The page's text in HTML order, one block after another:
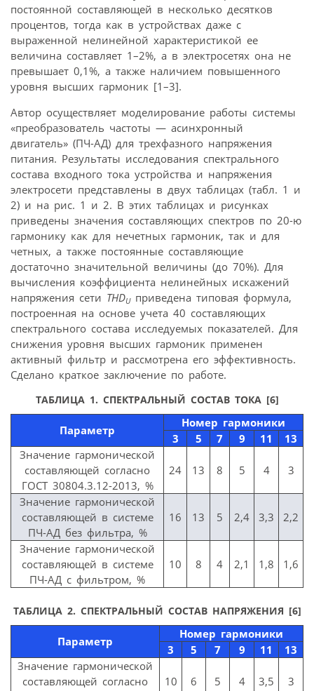
постоянной составляющей в несколько десятков
процентов, тогда как в устройствах даже с
выраженной нелинейной характеристикой ее
величина составляет 1–2%, а в электросетях она не
превышает 0,1%, а также наличием повышенного
уровня высших гармоник [1–3].
Автор осуществляет моделирование работы системы
«преобразователь частоты — асинхронный
двигатель» (ПЧ-АД) для трехфазного напряжения
питания. Результаты исследования спектрального
состава входного тока устройства и напряжения
электросети представлены в двух таблицах (табл. 1 и
2) и на рис. 1 и 2. В этих таблицах и рисунках
приведены значения составляющих спектров по 20-ю
гармонику как для нечетных гармоник, так и для
четных, а также постоянные составляющие
достаточно значительной величины (до 70%). Для
вычисления коэффициента нелинейных искажений
напряжения сети THDUприведена типовая формула,
построенная на основе учета 40 составляющих
спектрального состава исследуемых показателей. Для
снижения уровня высших гармоник применен
активный фильтр и рассмотрена его эффективность.
Сделано краткое заключение по работе.
ТАБЛИЦА 1. СПЕКТРАЛЬНЫЙ СОСТАВ ТОКА [6]
Параметр
Номер гармоники
3
5 7 9 11
13
Значение гармонической
составляющей согласно
ГОСТ 30804.3.12-2013, %
24 13 8 5 4 3
Значение гармонической
составляющей в системе
ПЧ-АД без фильтра, %
16 13 5 2,4 3,3 2,2
Значение гармонической
составляющей в системе
ПЧ-АД с фильтром, %
10 8 4 2,1 1,8 1,6
ТАБЛИЦА 2. СПЕКТРАЛЬНЫЙ СОСТАВ НАПРЯЖЕНИЯ [6]
Параметр
Номер гармоники
3
5 7 9 11
13
Значение гармонической
составляющей согласно
10 6 5 4 3,5 3